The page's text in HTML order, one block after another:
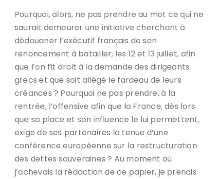
Pourquoi, alors, ne pas prendre au mot ce qui ne
saurait demeurer une initiative cherchant à
dédouaner l’exécutif français de son
renoncement à batailler, les 12 et 13 juillet, afin
que l’on fît droit à la demande des dirigeants
grecs et que soit allégé le fardeau de leurs
créances ? Pourquoi ne pas prendre, à la
rentrée, l’offensive afin que la France, dès lors
que sa place et son influence le lui permettent,
exige de ses partenaires la tenue d’une
conférence européenne sur la restructuration
des dettes souveraines ? Au moment où
j’achevais la rédaction de ce papier, je prenais